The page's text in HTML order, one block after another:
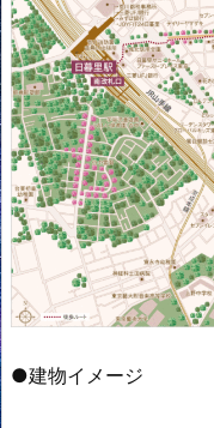
●建物イメージ